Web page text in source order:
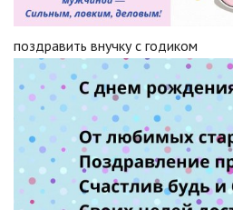
поздравить внучку с годиком